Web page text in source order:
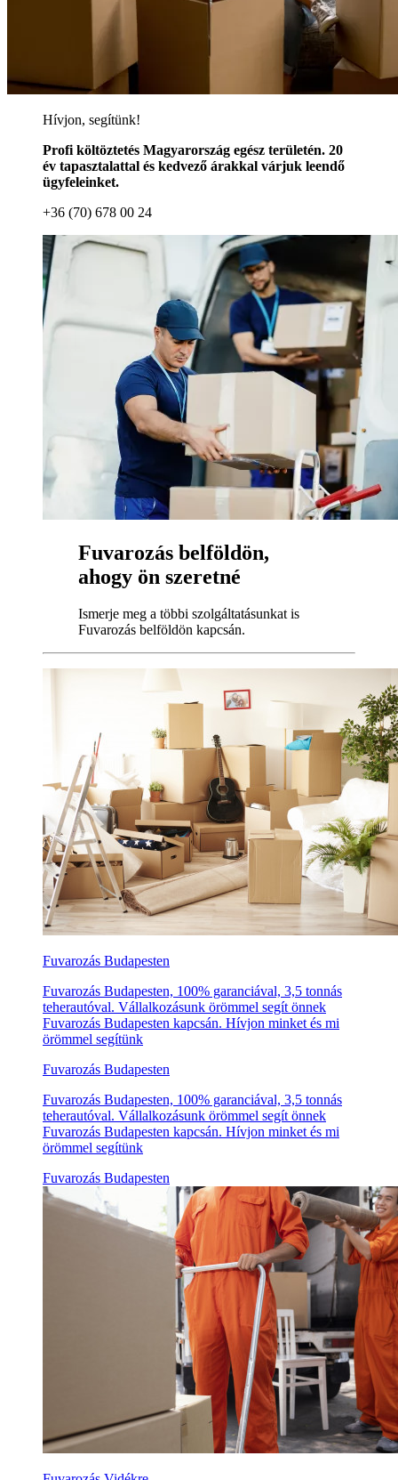
Hívjon, segítünk!
Profi költöztetés Magyarország egész területén. 20
év tapasztalattal és kedvező árakkal várjuk leendő
ügyfeleinket.
+36 (70) 678 00 24
Fuvarozás belföldön,
ahogy ön szeretné
Ismerje meg a többi szolgáltatásunkat is
Fuvarozás belföldön kapcsán.
Fuvarozás Budapesten
Fuvarozás Budapesten, 100% garanciával, 3,5 tonnás
teherautóval. Vállalkozásunk örömmel segít önnek
Fuvarozás Budapesten kapcsán. Hívjon minket és mi
örömmel segítünk
Fuvarozás Budapesten
Fuvarozás Budapesten, 100% garanciával, 3,5 tonnás
teherautóval. Vállalkozásunk örömmel segít önnek
Fuvarozás Budapesten kapcsán. Hívjon minket és mi
örömmel segítünk
Fuvarozás Budapesten